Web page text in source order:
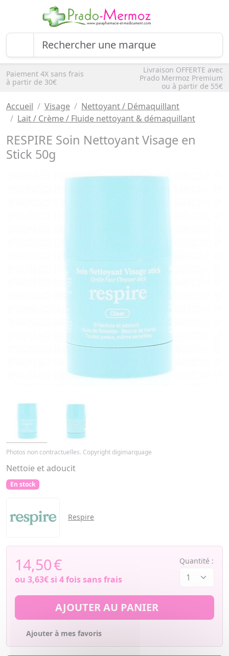
Paiement 4X sans frais
à partir de 30€
Livraison OFFERTE avec
Prado Mermoz Premium
ou à partir de 55€
Accueil Visage
Nettoyant / Démaquillant
Lait / Crème / Fluide nettoyant & démaquillant
RESPIRE Soin Nettoyant Visage en
Stick 50g
Photos non contractuelles. Copyright digimarquage
Nettoie et adoucit
En stock
Respire
14,50€
ou 3,63€si 4 fois sans frais
Quantité :
AJOUTER AU PANIER
Ajouter à mes favoris